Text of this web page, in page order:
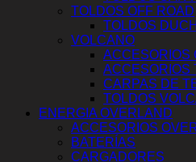
TOLDOS OFF ROAD
TOLDOS
VOLCANO
ACCESORIOS
ACCESORIOS
CARPAS DE
TOLDOS
ENERGIA OVERLAND
ACCESORIOS
BATERÍAS
CARGADORES